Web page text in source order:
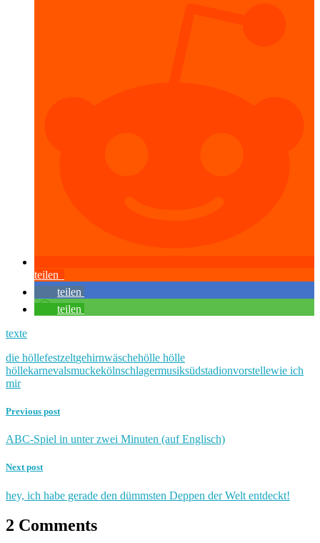
teilen
teilen
teilen
texte
die höllefestzeltgehirnwäschehölle hölle
höllekarnevalsmuckekölnschlagermusiksüdstadionvorstellewie ich
mir
Previous post
ABC-Spiel in unter zwei Minuten (auf Englisch)
Next post
hey, ich habe gerade den dümmsten Deppen der Welt entdeckt!
2 Comments